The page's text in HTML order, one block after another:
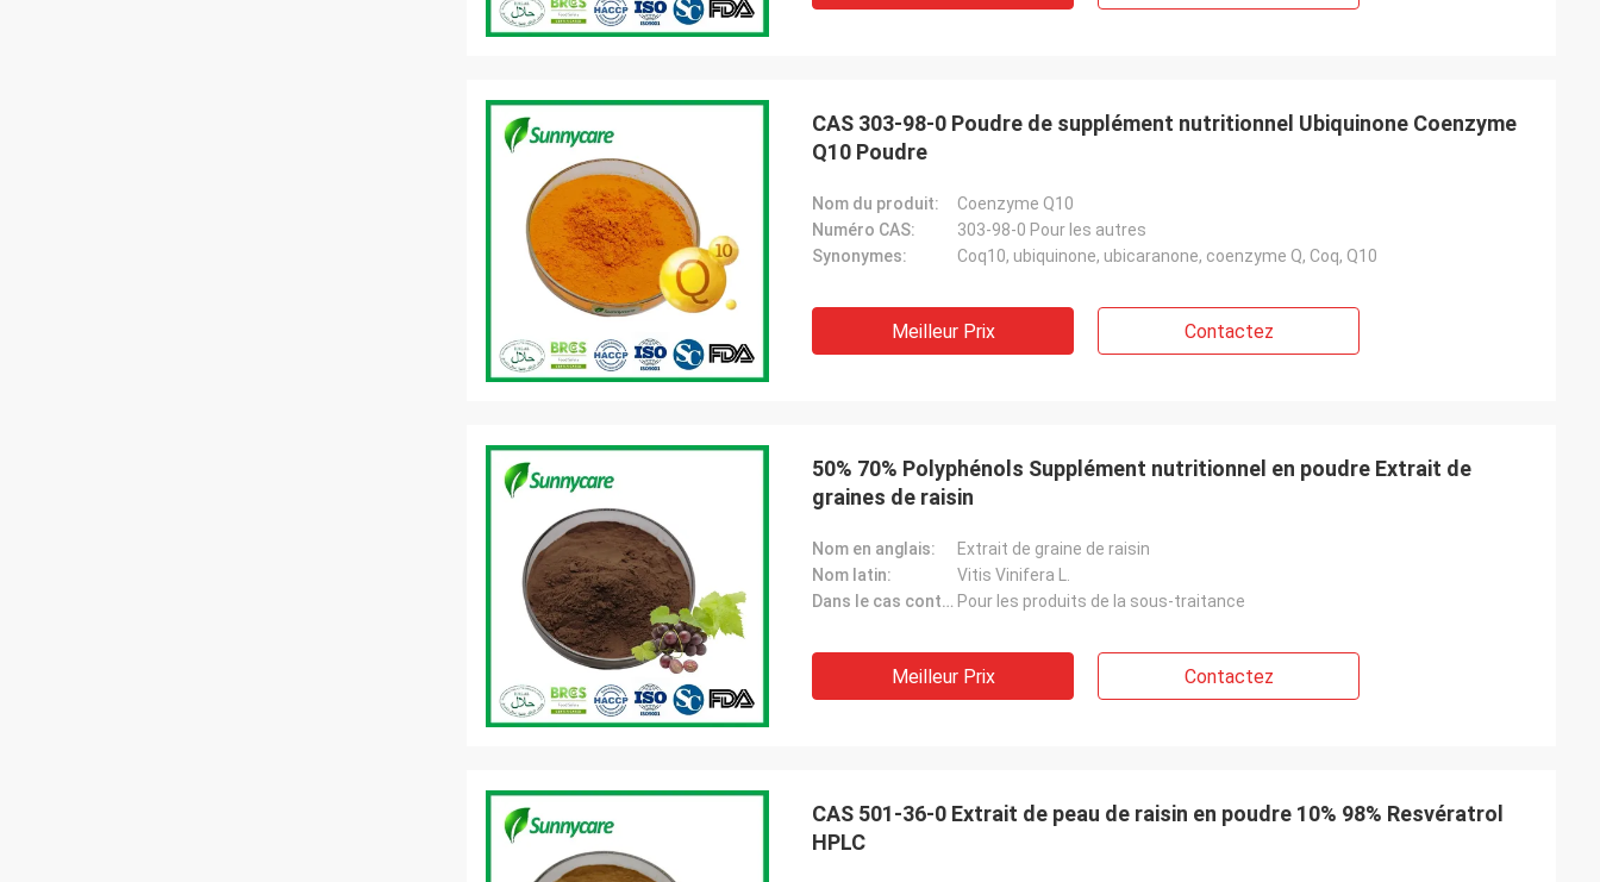
CAS 303-98-0 Poudre de supplément nutritionnel Ubiquinone Coenzyme
Q10 Poudre
Nom du produit:
Coenzyme Q10
Numéro CAS:
303-98-0 Pour les autres
Synonymes:
Coq10, ubiquinone, ubicaranone, coenzyme Q, Coq, Q10
Meilleur Prix Contactez
50% 70% Polyphénols Supplément nutritionnel en poudre Extrait de
graines de raisin
Nom en anglais:
Extrait de graine de raisin
Nom latin:
Vitis Vinifera L.
Dans le cas contraire.: Pour les produits de la sous-traitance
Meilleur Prix Contactez
CAS 501-36-0 Extrait de peau de raisin en poudre 10% 98% Resvératrol
HPLC